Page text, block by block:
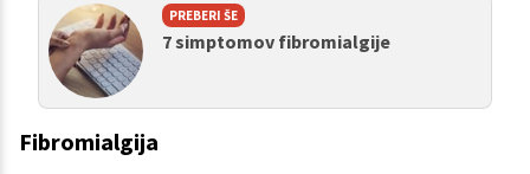
PREBERI ŠE
7 simptomov fibromialgije
Fibromialgija